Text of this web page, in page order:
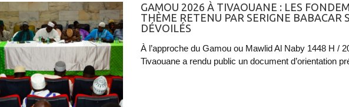
GAMOU 2026 À TIVAOUANE : LES
THÈME RETENU PAR SERIGNE BABACAR
DÉVOILÉS
À l’approche du Gamou ou Mawlid Al Naby 1448 H /
Tivaouane a rendu public un document d’orientation